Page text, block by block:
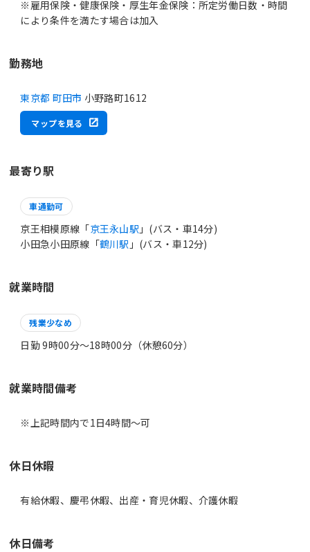
※雇用保険・健康保険・厚生年金保険：所定労働日数・時間
により条件を満たす場合は加入
勤務地
東京都 町田市 小野路町1612
マップを見る
最寄り駅
車通勤可
京王相模原線「京王永山駅 」(バス・車14分)
小田急小田原線「鶴川駅 」(バス・車12分)
就業時間
残業少なめ
日勤 9時00分〜18時00分（休憩60分）
就業時間備考
休日休暇
有給休暇、慶弔休暇、出産・育児休暇、介護休暇
休日備考